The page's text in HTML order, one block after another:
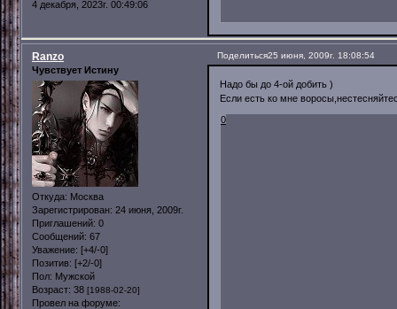
4 декабря, 2023г. 00:49:06
Поделиться25 июня, 2009г. 18:08:54
Ranzo
Чувствует Истину
Откуда: Москва
Зарегистрирован: 24 июня, 2009г.
Приглашений: 0
Сообщений: 67
Уважение: [+4/-0]
Позитив: [+2/-0]
Пол: Мужской
Возраст: 38 [1988-02-20]
Провел на форуме:
Надо бы до 4-ой добить )
Если есть ко мне
0